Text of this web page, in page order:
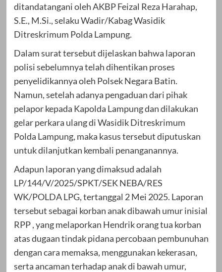
ditandatangani oleh AKBP Feizal Reza Harahap,
S.E., M.Si., selaku Wadir/Kabag Wasidik
Ditreskrimum Polda Lampung.
Dalam surat tersebut dijelaskan bahwa laporan
polisi sebelumnya telah dihentikan proses
penyelidikannya oleh Polsek Negara Batin.
Namun, setelah adanya pengaduan dari pihak
pelapor kepada Kapolda Lampung dan dilakukan
gelar perkara ulang di Wasidik Ditreskrimum
Polda Lampung, maka kasus tersebut diputuskan
untuk dilanjutkan kembali penanganannya.
Adapun laporan yang dimaksud adalah
LP/144/V/2025/SPKT/SEK NEBA/RES
WK/POLDA LPG, tertanggal 2 Mei 2025. Laporan
tersebut sebagai korban anak dibawah umur inisial
RPP , yang melaporkan Hendrik orang tua korban
atas dugaan tindak pidana percobaan pembunuhan
dengan cara memaksa, menggunakan kekerasan,
serta ancaman terhadap anak di bawah umur,